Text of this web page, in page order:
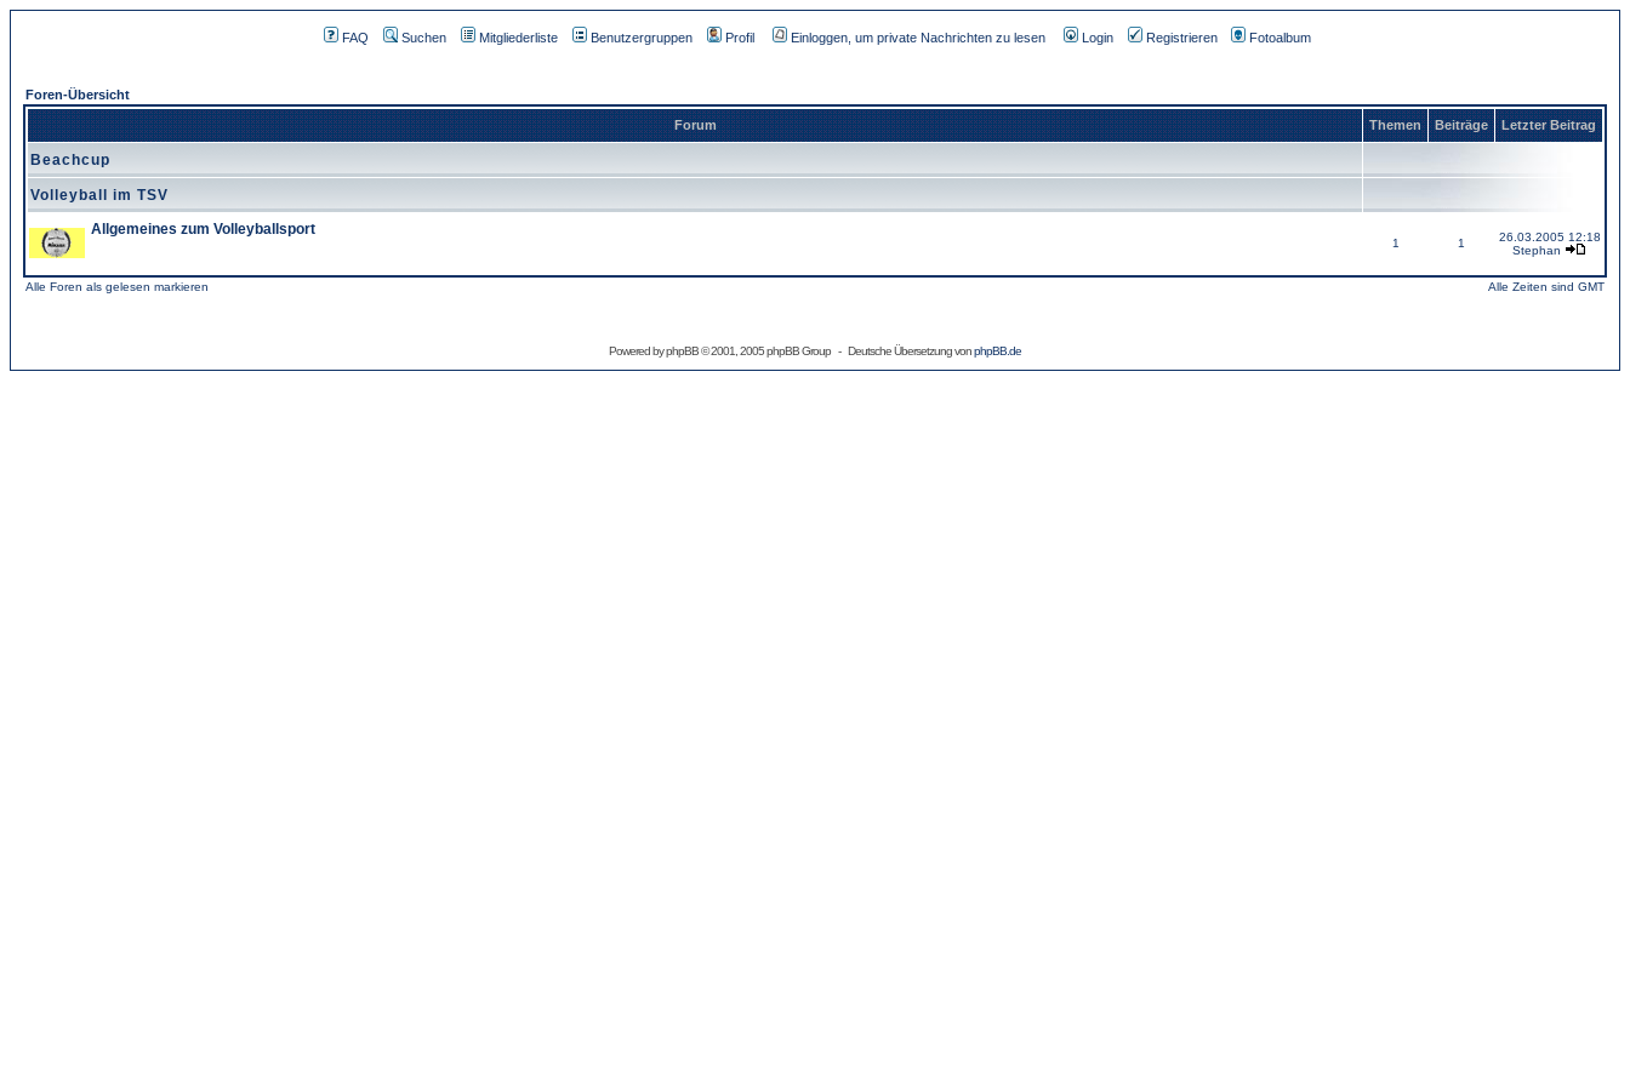
FAQ Suchen Mitgliederliste Benutzergruppen Profil Einloggen, um private Nachrichten zu lesen Login Registrieren Fotoalbum
Foren-Übersicht
Forum Themen Beiträge Letzter Beitrag
Beachcup
Volleyball im TSV
Allgemeines zum Volleyballsport
1 1
26.03.2005 12:18
Stephan
Alle Foren als gelesen markieren Alle Zeiten sind GMT
Powered byphpBB© 2001, 2005 phpBB Group - Deutsche Übersetzung vonphpBB.de